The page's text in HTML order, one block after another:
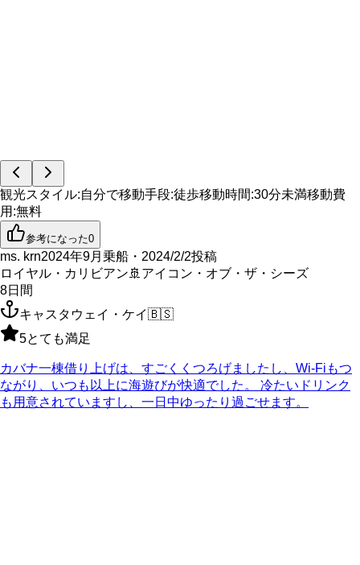
観光スタイル:自分で移動手段:徒歩移動時間:30分未満移動費
用 :無料
参考になった0
ms. krn2024年9月乗船・2024/2/2投稿
ロイヤル・カリビアン 🚢 アイコン・オブ・ザ・シーズ
8日間
キャスタウェイ・ケイ🇧🇸
5とても満足
カバナ一棟借り上げは、すごくくつろげましたし、Wi-Fiもつ
ながり、いつも以上に海遊びが快適でした。 冷たいドリンク
も用意されていますし、一日中ゆったり過ごせます。